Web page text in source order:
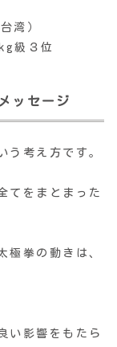
湾）
級３位
ッセージ
う考え方です。
てをまとまった
極拳の動きは、
い影響をもたら